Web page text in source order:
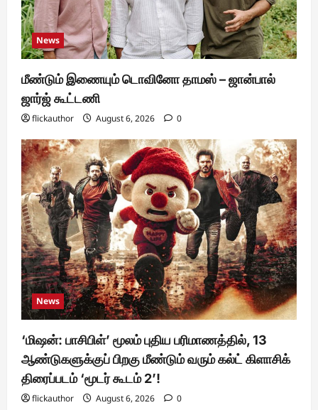
News
மீண்டும் இணையும் டொவினோ தாமஸ் – ஜான்பால்
ஜார்ஜ் கூட்டணி
flickauthor August 6, 2026 0
News
‘மிஷன்: பாசிபிள்’ மூலம் புதிய பரிமாணத்தில், 13
ஆண்டுகளுக்குப் பிறகு மீண்டும் வரும் கல்ட் கிளாசிக்
திரைப்படம் ‘மூடர் கூடம் 2’!
flickauthor August 6, 2026 0